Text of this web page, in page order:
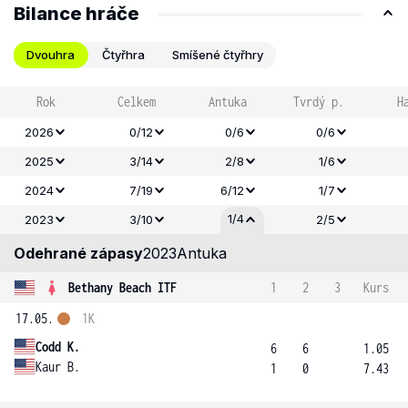
Bilance hráče
Dvouhra Čtyřhra Smíšené čtyřhry
Rok Celkem Antuka Tvrdý p.
2026 0/12 0/6
0/6
2025
3/14 2/8
1/6
2024
7/19 6/12
1/7
2023
3/10 1/4 2/5
Odehrané zápasy2023Antuka
Bethany Beach ITF 1 2 3
Kurs
17.05.
Codd K.
Kaur B.
1K
6
1
6
0
1.05
7.43